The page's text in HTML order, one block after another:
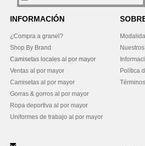
INFORMACIÓN
¿Compra a granel?
Shop By Brand
Camisetas locales al por mayor
Ventas al por mayor
Camisetas al por mayor
Gorras & gorros al por mayor
Ropa deportiva al por mayor
Uniformes de trabajo al por mayor
Política